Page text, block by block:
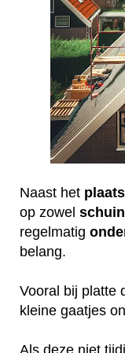
Naast het
op zowel
regelmatig
belang.
Vooral bij platte
kleine gaatjes